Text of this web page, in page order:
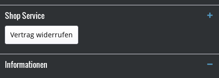
Shop Service
Vertrag widerrufen
Informationen